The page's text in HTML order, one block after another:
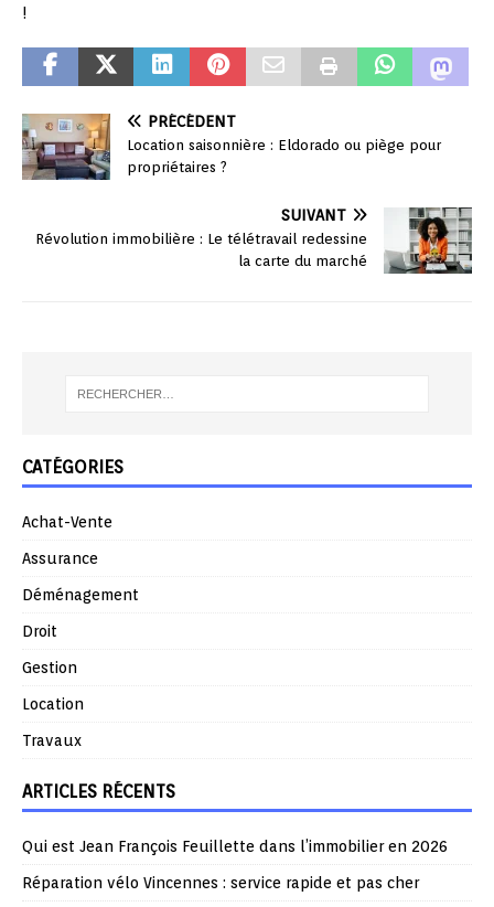
!
PRÉCÉDENT
Location saisonnière : Eldorado ou piège pour
propriétaires ?
SUIVANT
Révolution immobilière : Le télétravail redessine
la carte du marché
CATÉGORIES
Achat-Vente
Assurance
Déménagement
Droit
Gestion
Location
Travaux
ARTICLES RÉCENTS
Qui est Jean François Feuillette dans l’immobilier en 2026
Réparation vélo Vincennes : service rapide et pas cher